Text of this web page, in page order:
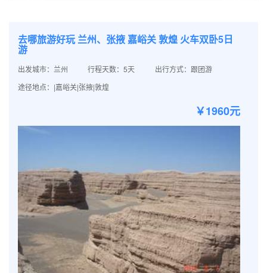
去哪旅游好玩 兰州、张掖 嘉峪关 敦煌 火车双卧5日
游
出发城市：兰州 行程天数：5天
出行方式：跟团游
途径地点：|嘉峪关|张掖|敦煌
￥1960元